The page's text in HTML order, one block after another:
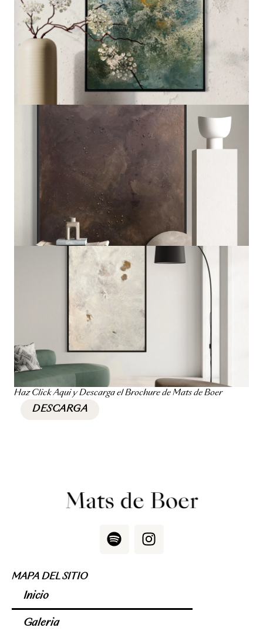
Haz Click Aquí y Descarga el Brochure de Mats de Boer
DESCARGA
Inicio
Galería
MAPA DEL SITIO
S
p
f
I
n
g